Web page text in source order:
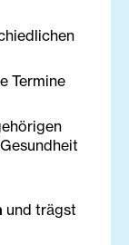
Termine
und trägst